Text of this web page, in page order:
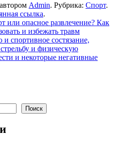
автором Admin. Рубрика: Спорт.
ссылка.
или опасное развлечение? Как
и избежать травм
спортивное состязание,
и физическую
и некоторые негативные
Поиск